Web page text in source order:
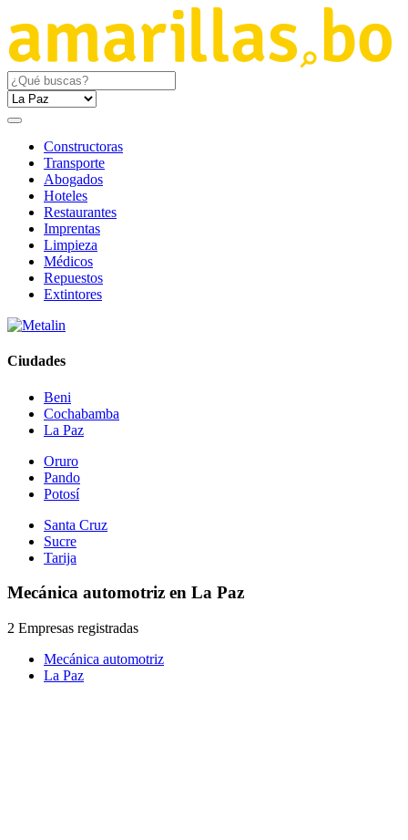
Constructoras
Transporte
Abogados
Hoteles
Restaurantes
Imprentas
Limpieza
Médicos
Repuestos
Extintores
Ciudades
Beni
Cochabamba
La Paz
Oruro
Pando
Potosí
Santa Cruz
Sucre
Tarija
Mecánica automotriz en La Paz
2 Empresas registradas
Mecánica automotriz
La Paz